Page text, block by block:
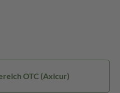
OTC (Axicur)